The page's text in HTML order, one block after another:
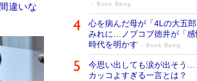
違いな
Book Bang
心を病んだ母が「4Lの大五
みれに…ノブコブ徳井が「感
時代を明かす
Book Bang
今思い出しても涙が出そう…
カッコよすぎる一言とは？